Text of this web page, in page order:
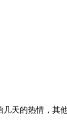
天的热情，其